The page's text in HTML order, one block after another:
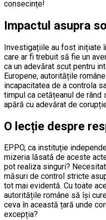
consecințe!
Impactul asupra
Investigațiile au fost inițiate
care ar fi trebuit să fie un
ca un adevărat scut pentru
Europene, autoritățile
incapacitatea de a controla
timpul ca cetățeanul de rând
apără cu adevărat de
O lecție despre
EPPO, ca instituție
mizeria lăsată de aceste
pot realiza singuri?
măsuri de control stricte
tot mai evidentă. Cu toate
autoritățile române să își
ceva în această țară unde
excepția?